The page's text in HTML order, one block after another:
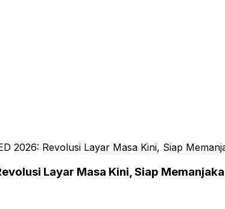
2026: Revolusi Layar Masa Kini, Siap
Layar Masa Kini, Siap